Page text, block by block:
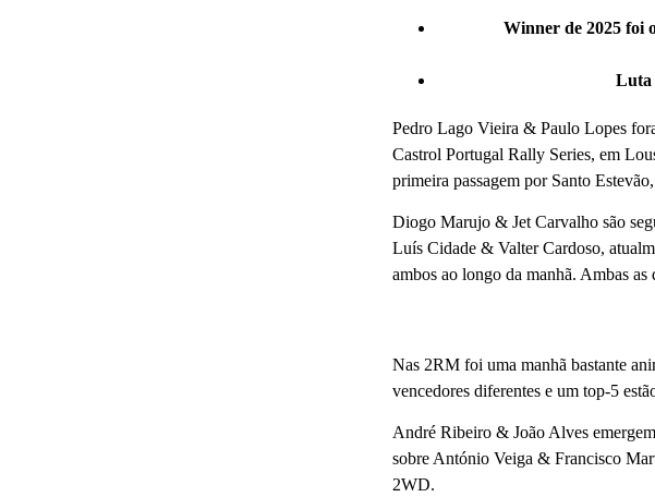
Winner de 2025 foi
Luta
Pedro Lago Vieira & Paulo Lopes
Castrol Portugal Rally Series, em
primeira passagem por Santo
Diogo Marujo & Jet Carvalho são
Luís Cidade & Valter Cardoso,
ambos ao longo da manhã. Ambas
Nas 2RM foi uma manhã bastante
vencedores diferentes e um top-5
André Ribeiro & João Alves
sobre António Veiga & Francisco
2WD.